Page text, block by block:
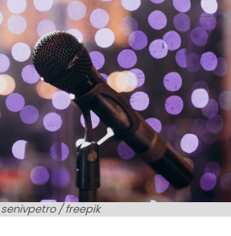
senivpetro / freepik